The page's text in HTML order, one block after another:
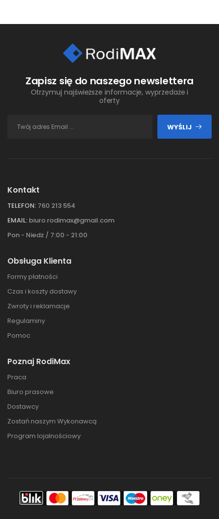
Zapisz się do naszego newslettera
Otrzymuj najświeższe informacje, wyprzedaże i
oferty
WYŚLIJ
Kontakt
TELEFON: 760 213 554
EMAIL: biuro.rodimax@gmail.com
Pon - Niedz / 7:00 - 21:00
Obsługa Klienta
Formy płatności
Czas i koszty dostawy
Zwroty i reklamacje
Regulaminy
Pomoc
Poznaj RodiMax
Praca
Biuro prasowe
Dostawcy
Zostań naszym Wykonawcą
Program lojalnościowy